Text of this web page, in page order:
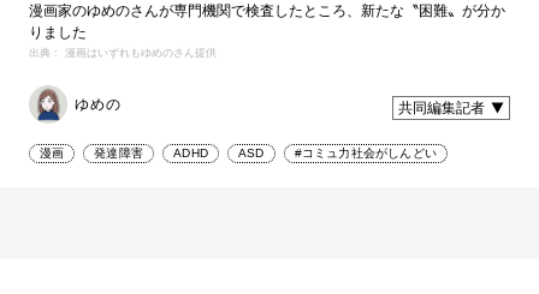
漫画家のゆめのさんが専門機関で検査したところ、新たな〝困難〟が分か
りました
出典： 漫画はいずれもゆめのさん提供
ゆめの 共同編集記者
漫画 発達障害 ADHD ASD #コミュ力社会がしんどい